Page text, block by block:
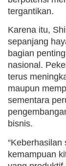
tergantikan.
Karena itu,
sepanjang
bagian
nasional.
terus
maupun
sementara
bisnis.
kemampuan